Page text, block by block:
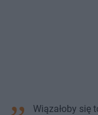
Wiązałoby się